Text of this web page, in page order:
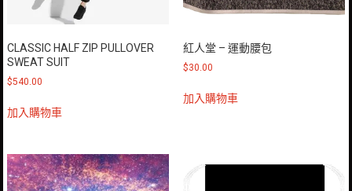
CLASSIC HALF ZIP PULLOVER
SWEAT SUIT
$540.00
加入購物車
紅人堂 – 運動腰包
$30.00
加入購物車